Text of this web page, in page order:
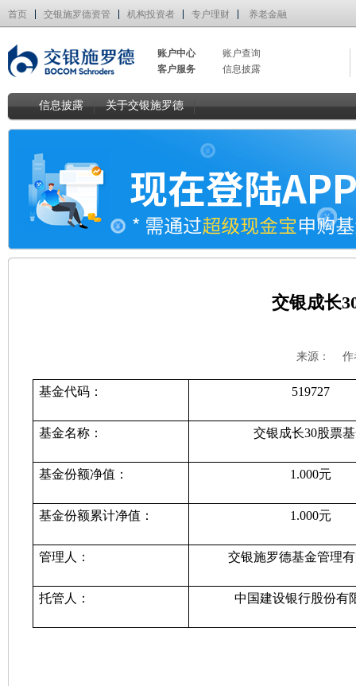
首页 交银施罗德资管 机构投资者 专户理财 养老金融
账户中心
账户查询
客户服务
信息披露
信息披露 关于交银施罗德
交银成长
来源： 作
基金代码： 519727
基金名称： 交银成长30股票
基金份额净值： 1.000元
基金份额累计净值： 1.000元
管理人： 交银施罗德基金管理
托管人： 中国建设银行股份有